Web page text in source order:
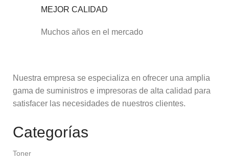
MEJOR CALIDAD
Muchos años en el mercado
Nuestra empresa se especializa en ofrecer una amplia
gama de suministros e impresoras de alta calidad para
satisfacer las necesidades de nuestros clientes.
Categorías
Toner